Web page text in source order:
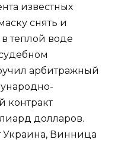
известных
снять и
теплой воде
арбитражный
контракт
долларов.
Украина, Винница